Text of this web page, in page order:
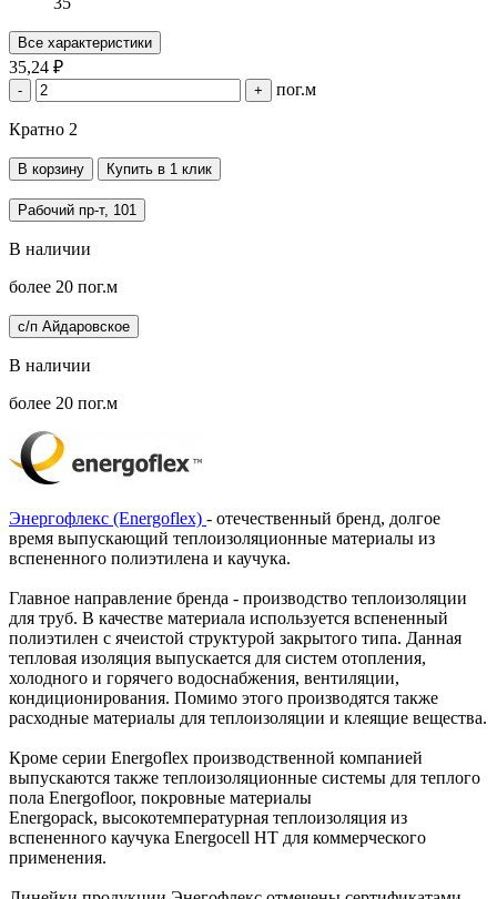
Все характеристики
35,24 ₽
- + пог.м
Кратно 2
В корзину Купить в 1 клик
Рабочий пр-т, 101
В наличии
более 20 пог.м
с/п Айдаровское
В наличии
более 20 пог.м
Энергофлекс (Energoflex) - отечественный бренд, долгое
время выпускающий теплоизоляционные материалы из
вспененного полиэтилена и каучука.
Главное направление бренда - производство теплоизоляции
для труб. В качестве материала используется вспененный
полиэтилен с ячеистой структурой закрытого типа. Данная
тепловая изоляция выпускается для систем отопления,
холодного и горячего водоснабжения, вентиляции,
кондиционирования. Помимо этого производятся также
расходные материалы для теплоизоляции и клеящие вещества.
Кроме серии Energoflex производственной компанией
выпускаются также теплоизоляционные системы для теплого
пола Energofloor, покровные материалы
Energopack, высокотемпературная теплоизоляция из
вспененного каучука Energocell HT для коммерческого
применения.